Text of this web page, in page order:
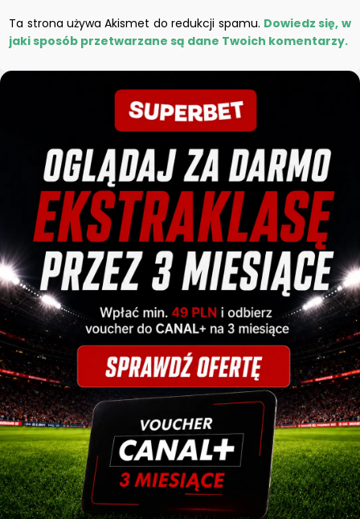
Ta strona używa Akismet do redukcji spamu. Dowiedz się, w
jaki sposób przetwarzane są dane Twoich komentarzy.